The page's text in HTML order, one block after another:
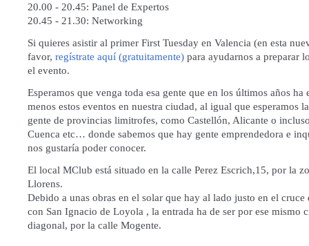
20.00 - 20.45: Panel de Expertos
20.45 - 21.30: Networking
Si quieres asistir al primer First Tuesday en Valencia (en esta
favor, regístrate aquí (gratuitamente) para ayudarnos a preparar
el evento.
Esperamos que venga toda esa gente que en los últimos años ha
menos estos eventos en nuestra ciudad, al igual que esperamos
gente de provincias limitrofes, como Castellón, Alicante o
Cuenca etc… donde sabemos que hay gente emprendedora e
nos gustaría poder conocer.
El local MClub está situado en la calle Perez Escrich,15, por la
Llorens.
Debido a unas obras en el solar que hay al lado justo en el cruce
con San Ignacio de Loyola , la entrada ha de ser por ese mismo
diagonal, por la calle Mogente.